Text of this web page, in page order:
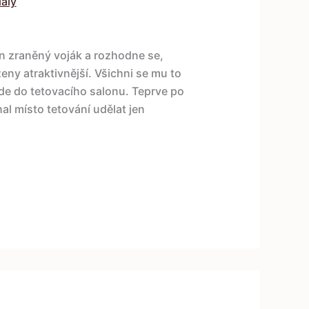
zraněný voják a rozhodne se,
atraktivnější. Všichni se mu to
do tetovacího salonu. Teprve po
místo tetování udělat jen